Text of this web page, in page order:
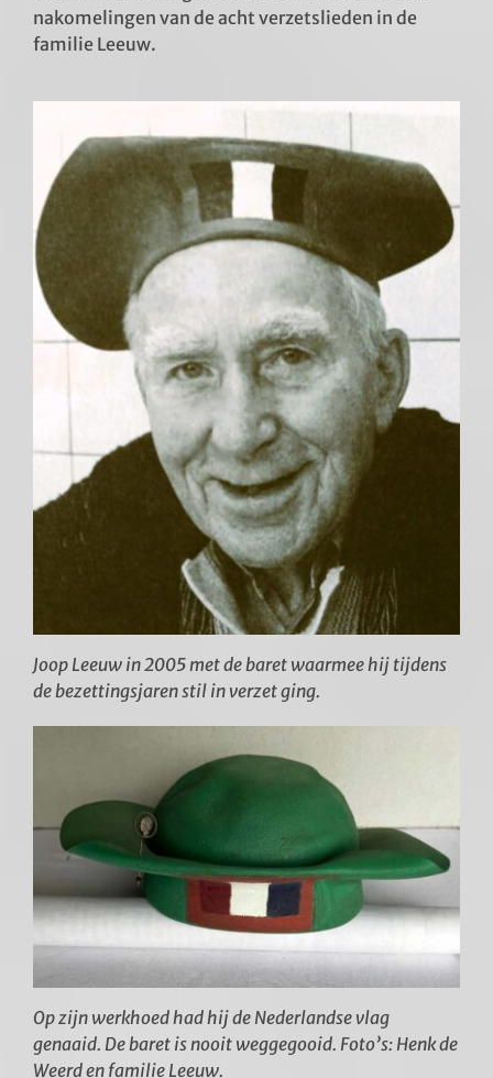
nakomelingen van de acht verzetslieden in de
familie Leeuw.
Joop Leeuw in 2005 met de baret waarmee hij tijdens
de bezettingsjaren stil in verzet ging.
Op zijn werkhoed had hij de Nederlandse vlag
genaaid. De baret is nooit weggegooid. Foto’s: Henk de
Weerd en familie Leeuw.